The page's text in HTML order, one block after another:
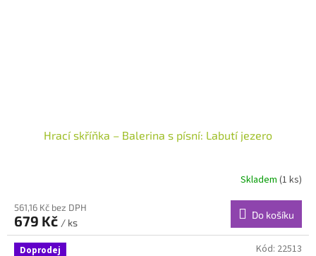
Hrací skříňka – Balerina s písní: Labutí jezero
produktu
je
3,1
Skladem(1 ks)
561,16 Kč bez DPH
679 Kč / ks
Do košíku
Doprodej Kód: 22513